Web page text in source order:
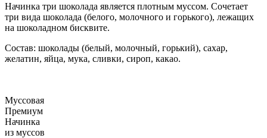
Начинка три шоколада является плотным муссом. Сочетает
три вида шоколада (белого, молочного и горького), лежащих
на шоколадном бисквите.
Состав: шоколады (белый, молочный, горький), сахар,
желатин, яйца, мука, сливки, сироп, какао.
Муссовая
Премиум
Начинка
из муссов